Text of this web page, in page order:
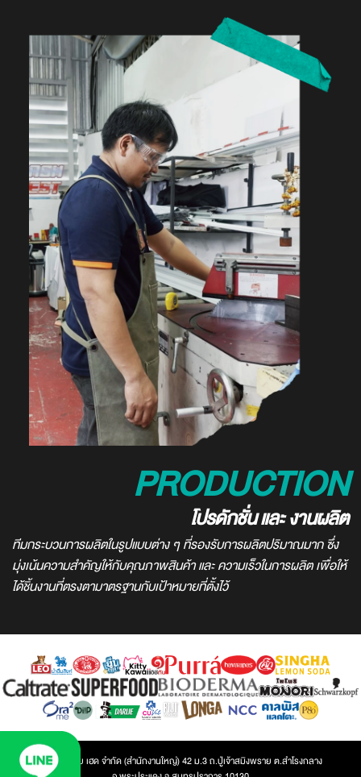
PRODUCTION
โปรดักชั่น และ งานผลิต
ทีมกระบวนการผลิตในรูปแบบต่าง ๆ ที่รองรับการผลิตปริมาณมาก ซึ่ง
มุ่งเน้นความสำคัญให้กับคุณภาพสินค้า และ ความเร็วในการผลิต เพื่อให้
ได้ชิ้นงานที่ตรงตามาตรฐานกับเป้าหมายที่ตั้งไว้
บริษัท ไอเดีย เฮด จำกัด (สำนักงานใหญ่) 42 ม.3 ถ.ปู่เจ้าสมิงพราย ต.สำโรงกลาง